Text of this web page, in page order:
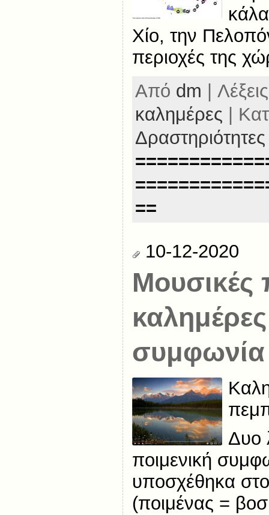
Χίο, την
περιοχές της
Από dm |
καλημέρες |
==
10-12-2020
Μουσικές
συμφωνία
Δυο
ποιμενική
υποσχέθηκα
(ποιμένας =